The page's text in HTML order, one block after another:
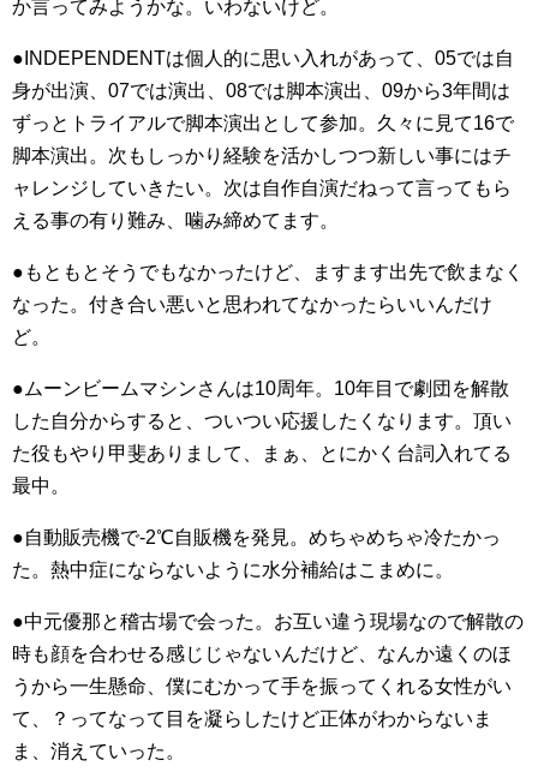
か言ってみようかな。いわないけど。
●INDEPENDENTは個人的に思い入れがあって、05では自
身が出演、07では演出、08では脚本演出、09から3年間は
ずっとトライアルで脚本演出として参加。久々に見て16で
脚本演出。次もしっかり経験を活かしつつ新しい事にはチ
ャレンジしていきたい。次は自作自演だねって言ってもら
える事の有り難み、噛み締めてます。
●もともとそうでもなかったけど、ますます出先で飲まなく
なった。付き合い悪いと思われてなかったらいいんだけ
ど。
●ムーンビームマシンさんは10周年。10年目で劇団を解散
した自分からすると、ついつい応援したくなります。頂い
た役もやり甲斐ありまして、まぁ、とにかく台詞入れてる
最中。
●自動販売機で-2℃自販機を発見。めちゃめちゃ冷たかっ
た。熱中症にならないように水分補給はこまめに。
●中元優那と稽古場で会った。お互い違う現場なので解散の
時も顔を合わせる感じじゃないんだけど、なんか遠くのほ
うから一生懸命、僕にむかって手を振ってくれる女性がい
て、？ってなって目を凝らしたけど正体がわからないま
ま、消えていった。